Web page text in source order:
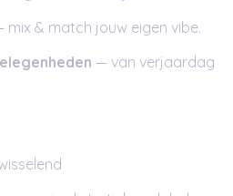
mix & match jouw eigen vibe.
— van verjaardag